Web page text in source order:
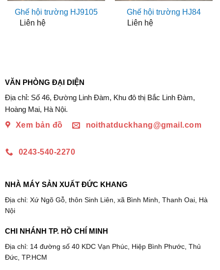
Ghế hội trường HJ9105
Liên hệ
Ghế hội trường HJ84
Liên hệ
VĂN PHÒNG ĐẠI DIỆN
Địa chỉ: Số 46, Đường Linh Đàm, Khu đô thị Bắc Linh Đàm,
Hoàng Mai, Hà Nội.
Xem bản đồ
noithatduckhang@gmail.com
0243-540-2270
NHÀ MÁY SẢN XUẤT ĐỨC KHANG
Địa chỉ: Xứ Ngõ Gỗ, thôn Sinh Liên, xã Bình Minh, Thanh Oai, Hà
Nội
CHI NHÁNH TP. HỒ CHÍ MINH
Địa chỉ: 14 đường số 40 KDC Vạn Phúc, Hiệp Bình Phước, Thủ
Đức, TP.HCM